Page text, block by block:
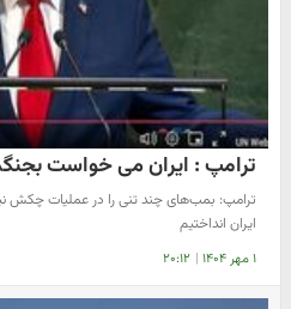
ترامپ : ایران می خواست
ترامپ: بمب‌های چند تنی را در عملیات
ایران انداختیم
۱ مهر ۱۴۰۴ | ۲۰:۱۲